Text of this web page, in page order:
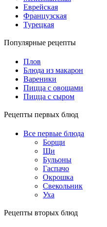
Еврейская
Французская
Турецкая
Популярные рецепты
Плов
Блюда из макарон
Вареники
Пицца с овощами
Пицца с сыром
Рецепты первых блюд
Все первые блюда
Борщи
Щи
Бульоны
Гаспачо
Окрошка
Свекольник
Уха
Рецепты вторых блюд